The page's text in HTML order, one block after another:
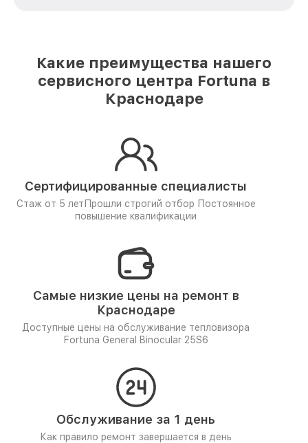
Какие преимущества нашего
сервисного центра Fortuna в
Краснодаре
Сертифицированные специалисты
Стаж от 5 лет Прошли строгий отбор Постоянное
повышение квалификации
Самые низкие цены на ремонт в
Краснодаре
Доступные цены на обслуживание тепловизора
Fortuna General Binocular 25S6
Обслуживание за 1 день
Как правило ремонт завершается в день